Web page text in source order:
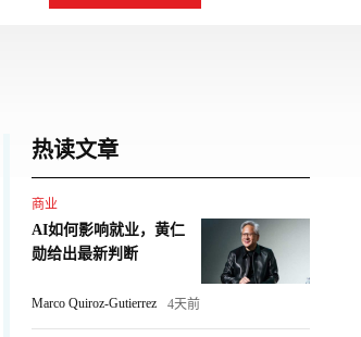
热读文章
商业
AI如何影响就业，黄仁
勋给出最新判断
Marco Quiroz-Gutierrez 4天前